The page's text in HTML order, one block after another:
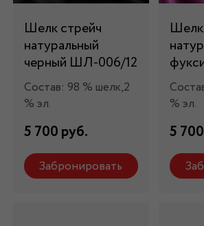
Шелк стрейч
натуральный
черный ШЛ-006/12
Состав: 98 % шелк,2
% эл.
5 700 руб.
Забронировать
Шелк
% эл.
5